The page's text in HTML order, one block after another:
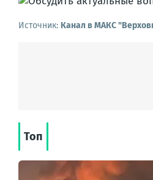
Источник: Канал в МАКС
Топ